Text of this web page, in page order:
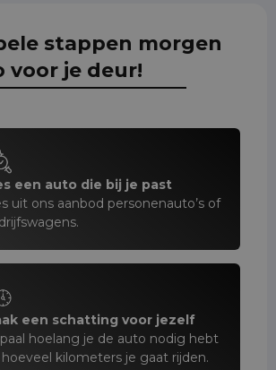
stappen morgen
voor je deur!
een auto die bij je past
uit ons aanbod personenauto’s of
een schatting voor jezelf
hoelang je de auto nodig hebt
kilometers je gaat rijden.